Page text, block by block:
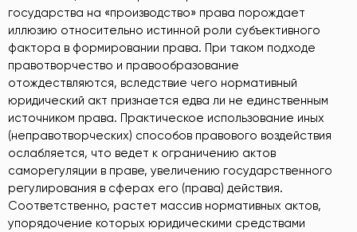
государства на «производство» права порождает
иллюзию относительно истинной роли субъективного
фактора в формировании права. При таком подходе
правотворчество и правообразование
отождествляются, вследствие чего нормативный
юридический акт признается едва ли не единственным
источником права. Практическое использование иных
(неправотворческих) способов правового воздействия
ослабляется, что ведет к ограничению актов
саморегуляции в праве, увеличению государственного
регулирования в сферах его (права) действия.
Соответственно, растет массив нормативных актов,
упорядочение которых юридическими средствами